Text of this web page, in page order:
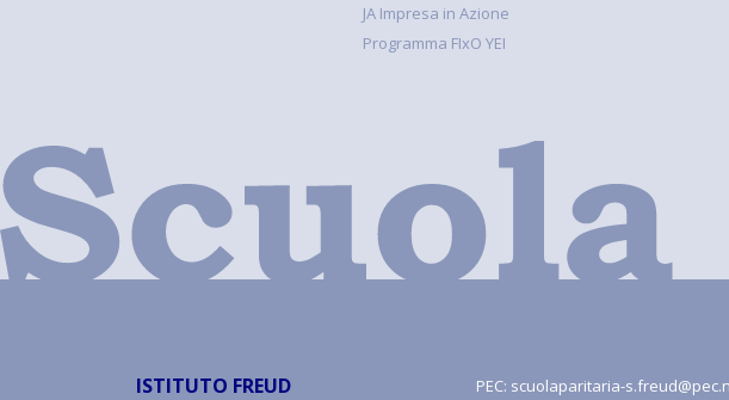
JA Impresa in Azione
Programma FIxO YEI
ISTITUTO FREUD PEC: scuolaparitaria-